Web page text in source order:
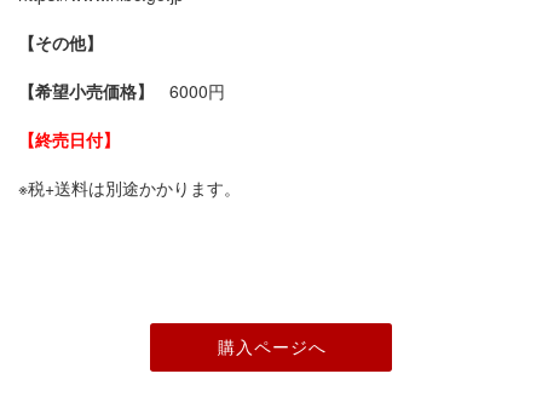
【その他】
【希望小売価格】
6000円
【終売日付】
※税+送料は別途かかります。